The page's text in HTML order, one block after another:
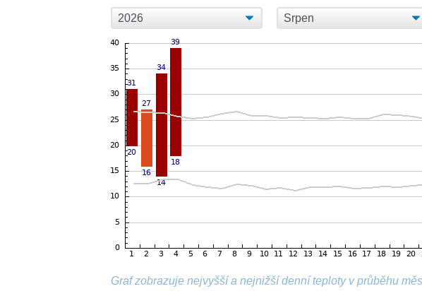
Graf zobrazuje nejvyšší a nejnižší denní teploty v průběhu